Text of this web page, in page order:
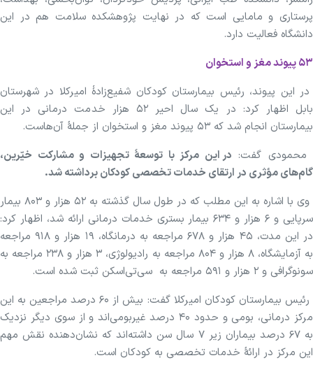
پرستاری و مامایی است که در نهایت پژوهشکده سلامت هم در این
دانشگاه فعالیت دارد.
۵۳ پیوند مغز و استخوان
در این پیوند، رئیس بیمارستان کودکان شفیع‌زادهٔ امیرکلا در شهرستان
بابل اظهار کرد: در یک سال احیر ۵۲ هزار خدمت درمانی در این
بیمارستان انجام شد که ۵۳ پیوند مغز و استخوان از جملهٔ آن‌هاست.
محمودی گفت: در این مرکز با توسعهٔ تجهیزات و مشارکت خیّرین،
گام‌های مؤثری در ارتقای خدمات تخصصی کودکان برداشته شد.
وی با اشاره به این مطلب که در طول سال گذشته به ۵۲ هزار و ۸۰۳ بیمار
سرپایی و ۶ هزار و ۶۳۴ بیمار بستری خدمات درمانی ارائه شد، اظهار کرد:
در این مدت، ۴۵ هزار و ۶۷۸ مراجعه به درمانگاه، ۱۹ هزار و ۹۱۸ مراجعه
به آزمایشگاه، ۸ هزار و ۸۰۴ مراجعه به رادیولوژی، ۳ هزار و ۲۳۸ مراجعه به
سونوگرافی و ۲ هزار و ۵۹۱ مراجعه به سی‌تی‌اسکن ثبت شده است.
رئیس بیمارستان کودکان امیرکلا گفت: بیش از ۶۰ درصد مراجعین به این
مرکز درمانی، بومی و حدود ۴۰ درصد غیربومی‌اند و از سوی دیگر نزدیک
به ۶۷ درصد بیماران زیر ۷ سال سن داشته‌اند که نشان‌دهنده نقش مهم
این مرکز در ارائهٔ خدمات تخصصی به کودکان است.